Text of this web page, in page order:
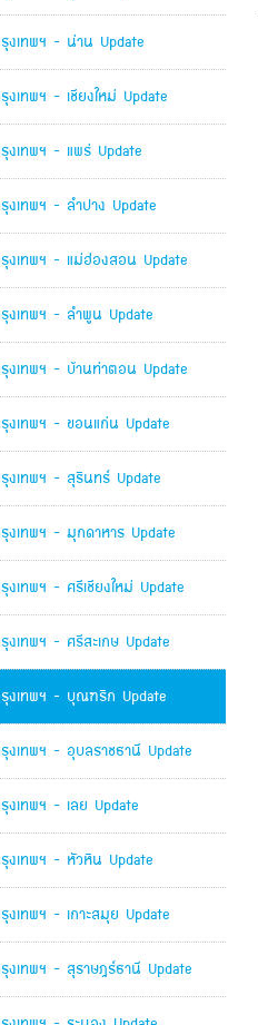
งเทพฯ - น่าน Update
งเทพฯ - เชียงใหม่ Update
งเทพฯ - แพร่ Update
งเทพฯ - ลำปาง Update
งเทพฯ - แม่ฮ่องสอน Update
งเทพฯ - ลำพูน Update
งเทพฯ - บ้านท่าตอน Update
งเทพฯ - ขอนแก่น Update
งเทพฯ - สุรินทร์ Update
งเทพฯ - มุกดาหาร Update
งเทพฯ - ศรีเชียงใหม่ Update
งเทพฯ - ศรีสะเกษ Update
งเทพฯ - บุณฑริก Update
งเทพฯ - อุบลราชธานี Update
งเทพฯ - เลย Update
งเทพฯ - หัวหิน Update
งเทพฯ - เกาะสมุย Update
งเทพฯ - สุราษฎร์ธานี Update